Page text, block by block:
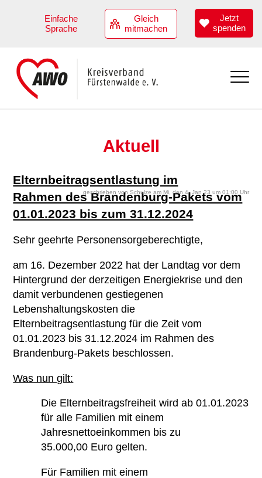
Einfache
Sprache
Gleich
mitmachen
Jetzt
spenden
Termine
Übersicht
Kindertagesstätten
Ambulante Pflege
Erziehungs- & Familienberatung
Suchtberatung
Selbsthilfekontaktstelle im
„Zimmer mit Aussicht“
Helferkreis
Mehrgenerationenhaus
Eltern-Kind-Zentrum Briesen
Angebote für Senioren
Über uns
Übersicht
Vorstand
Geschäftsstellenteam
Betriebsrat
Chronik
Satzung
Stellenangebote
Jobs
Benefits
Mitmachen
Übersicht
Mitglied werden
Ehrenamt
Spenden
Kontakt
Aktuell
geschrieben von Schulze am Mi, den 4. Jan 23 um 01:00 Uhr
Elternbeitragsentlastung im
Rahmen des Brandenburg-Pakets vom
01.01.2023 bis zum 31.12.2024
Sehr geehrte Personensorgeberechtigte,
am 16. Dezember 2022 hat der Landtag vor dem
Hintergrund der derzeitigen Energiekrise und den
damit verbundenen gestiegenen
Lebenshaltungskosten die
Elternbeitragsentlastung für die Zeit vom
01.01.2023 bis 31.12.2024 im Rahmen des
Brandenburg-Pakets beschlossen.
Was nun gilt:
Die Elternbeitragsfreiheit wird ab 01.01.2023
für alle Familien mit einem
Jahresnettoeinkommen bis zu
35.000,00 Euro gelten.
Für Familien mit einem